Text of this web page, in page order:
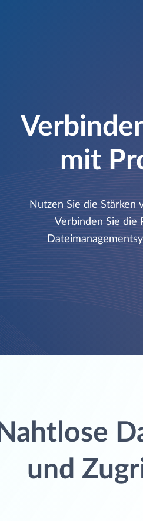
mit
Nutzen Sie die Stärken
Verbinden Sie die
Nahtlose
und